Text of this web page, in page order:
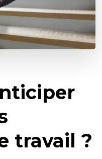
travail ?